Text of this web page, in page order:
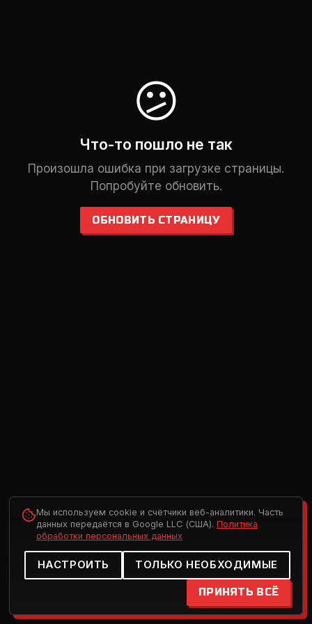
😕
Что-то пошло не так
Произошла ошибка при загрузке страницы.
Попробуйте обновить.
ОБНОВИТЬ СТРАНИЦУ
Мы используем cookie и счётчики веб-аналитики. Часть
данных передаётся в Google LLC (США). Политика
обработки персональных данных
НАСТРОИТЬ ТОЛЬКО НЕОБХОДИМЫЕ
ПРИНЯТЬ ВСЁ